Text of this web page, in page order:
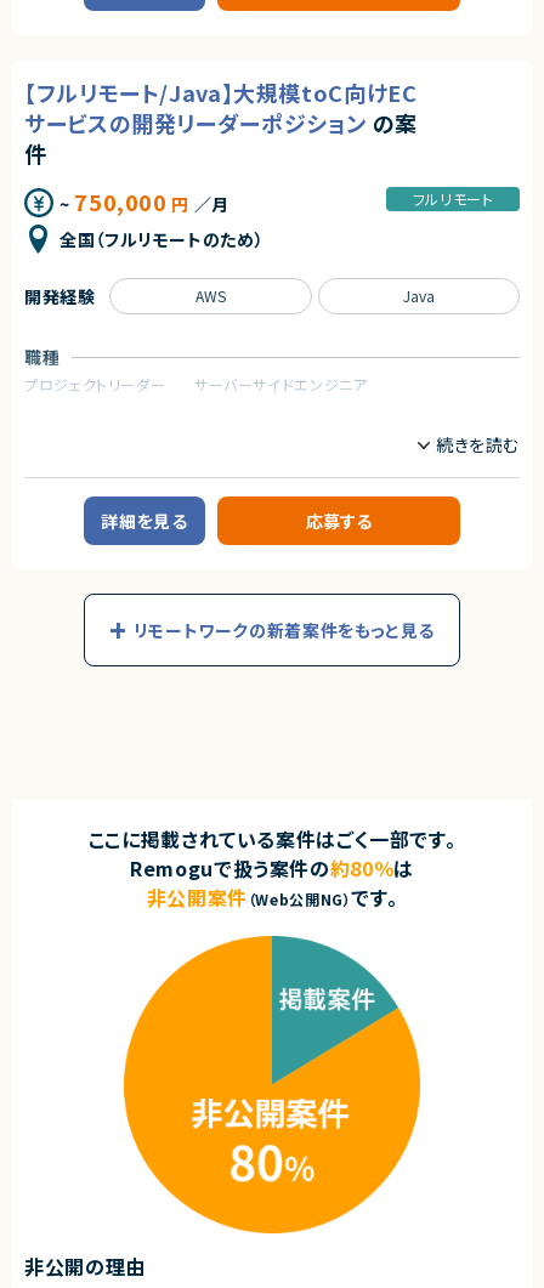
エージェントから
◎広告運用の内製化を推進する組織で、実運用スキルを存分に活かせる案
件です！
◎検索広告からSNS広告まで幅広い媒体運用経験を積むことができます！
◎大規模案件に携わることができ、運用オペレーションとして市場価値向上
が期待できます！
◎AI活用を前提とした先進的な組織環境で業務効率化の経験が積めます！
◎フルリモートも可能で、柔軟な働き方を実現しやすい案件です！
・テクニカルSEOの実務経験（robots.txt、XML Sitemap、Core Web Vital
s、構造化データ、内部リンク設計）およびGoogle Search Console・GA4を
用いた分析経験
・BtoBサイトでのCVR改善実務（GA4・Clarity等による行動分析、仮説立案
～施策実行～A/Bテスト～検証の自走経験、LP/フォーム改善）
■尚可スキル
・JavaScript SEO、SSR/SSGの理解と実務知見
・サーバーログ分析またはSQLを用いたデータ分析、MA・CRM連携の実務経
験
・BtoB SaaSでのマーケティング／グロース経験
■求める人物像
・関係者との円滑なコミュニケーションが取れる方
・データドリブンに仮説検証を進められる方
株式会社LASSIC
◎BtoB領域における検索流入拡大とCVR改善の両軸で経験を活かせま
◎マーケティングチームや開発組織と連携しながら事業成果に直結する施
■業務内容
・生成AIシステムを業務で安定運用させるための運用設計 / SRE業務
・障害対応の設計および実務対応
・エラー発生時の判断基準づくり
・リリース運用手順の整備
・報告経路、エスカレーションフローの整備
・システム継続運用可否を判断する品質基準の策定
・お客様PMの指示のもと、開発チームの一員として業務推進
・現状エラーが多発しており、本格導入に至っていないため
■担当工程
・運用設計
■その他補足
・6～10名規模のチーム体制
・原則フルリモート勤務（初回PC受取時のみ出社あり）
・SRE / 運用設計の経験（最重要）
・システム導入・運用の経験
・Microsoft製品（Power Platform等）の経験
エージェントから
◎生成AIシステムの本番運用・品質基準策定という市場価値の高い経験を
◎SREの知見を活かしながら、運用設計から障害対応まで幅広く携われま
◎社会的インパクトの大きい業務効率化プロジェクトに参画できます！
◎原則フルリモートのため柔軟な働き方が可能です！
【フルリモート/Java】大規模toC向けEC
サービスの開発リーダーポジション の案
件
~ 750,000 円 ／月
全国（フルリモートのため）
フルリモート
職種
プロジェクトリーダー サーバーサイドエンジニア
日本最大手のメーカーのtoC向けサイトの継続開発および機能改善プロジ
ェクトです。PLとしてメンバーの技術的支援をしながら、担当プロジェクトを
管理・推進していただきます。
■具体的な業務内容
・開発メンバーの技術フォロー
・関係者との調整および進捗管理
・Javaを中心としたシステム開発支援
求めるスキル
・Javaでの開発経験
・AWSの知識・ご経験
・PLとしての技術的フォローやメンバー管理などのご経験
・ECサイトなどtoCサービスの構築・運用に携わったご経験
・チーム推進や技術フォローが得意な方
・関係者と円滑にコミュニケーションを取りながら業務を推進できる方
・大規模サービス開発に関心のある方
開発経験 AWS Java
業務委託(準委任契約)
エージェントから
詳細を見る 応募する
リモートワークの新着案件をもっと見る
ここに掲載されている案件はごく一部です。
Remoguで扱う案件の約80％は
非公開案件 （Web公開NG）です。
非公開の理由